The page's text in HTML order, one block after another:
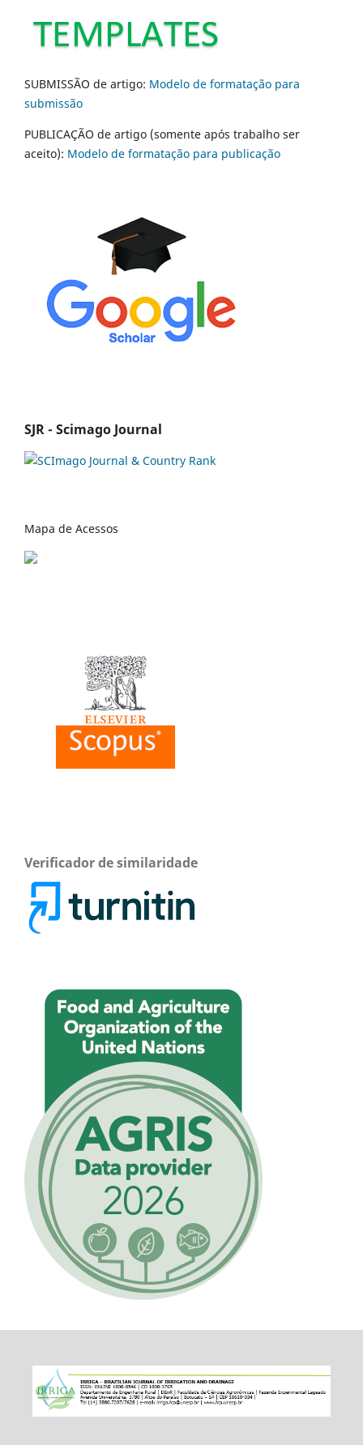
SUBMISSÃO de artigo: Modelo de formatação para
submissão
PUBLICAÇÃO de artigo (somente após trabalho ser
aceito): Modelo de formatação para publicação
SJR - Scimago Journal
Mapa de Acessos
Verificador de similaridade